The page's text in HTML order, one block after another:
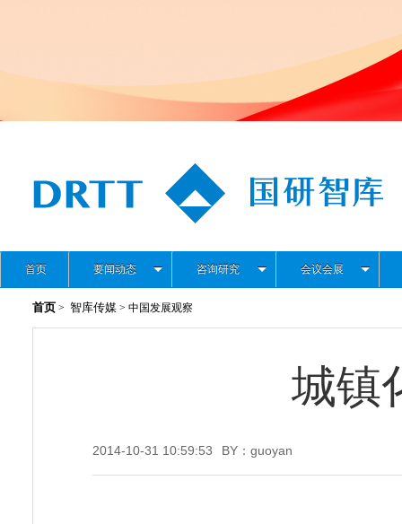
首页 要闻动态 咨询研究 会议会展
首页 > 智库传媒 > 中国发展观察
城镇
2014-10-31 10:59:53 BY：guoyan